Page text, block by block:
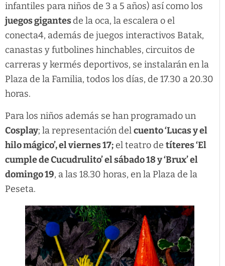
infantiles para niños de 3 a 5 años) así como los
juegos gigantesde la oca, la escalera o el
conecta4, además de juegos interactivos Batak,
canastas y futbolines hinchables, circuitos de
carreras y kermés deportivos, se instalarán en la
Plaza de la Familia, todos los días, de 17.30 a 20.30
horas.
Para los niños además se han programado un
Cosplay; la representación delcuento ‘Lucas y el
hilo mágico’, el viernes 17; el teatro de títeres ‘El
cumple de Cucudrulito’ el sábado 18 y ‘Brux’ el
domingo 19, a las 18.30 horas, en la Plaza de la
Peseta.